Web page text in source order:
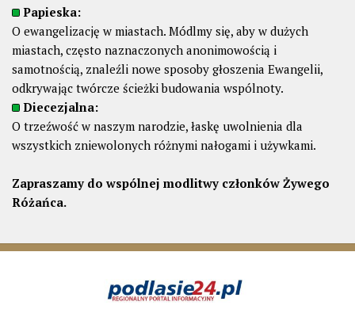
Papieska:
O ewangelizację w miastach. Módlmy się, aby w dużych
miastach, często naznaczonych anonimowością i
samotnością, znaleźli nowe sposoby głoszenia Ewangelii,
odkrywając twórcze ścieżki budowania wspólnoty.
Diecezjalna:
O trzeźwość w naszym narodzie, łaskę uwolnienia dla
wszystkich zniewolonych różnymi nałogami i używkami.
Zapraszamy do wspólnej modlitwy członków Żywego
Różańca.